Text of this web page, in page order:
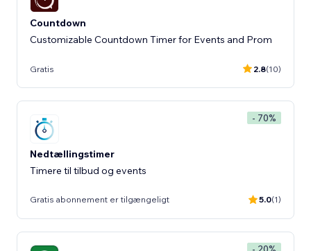
Countdown
Customizable Countdown Timer for Events and Prom
Gratis 2.8(10)
- 70%
Nedtællingstimer
Timere til tilbud og events
Gratis abonnement er tilgængeligt 5.0(1)
- 20%